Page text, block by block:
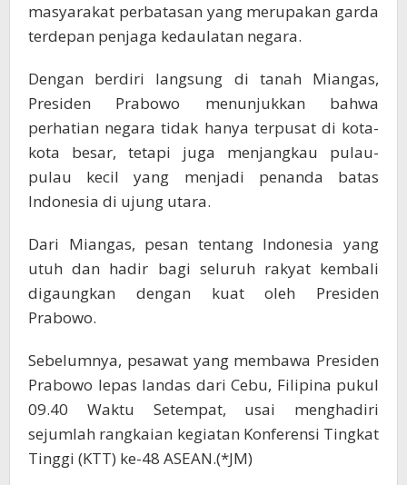
masyarakat perbatasan yang merupakan garda
terdepan penjaga kedaulatan negara.
Dengan berdiri langsung di tanah Miangas,
Presiden Prabowo menunjukkan bahwa
perhatian negara tidak hanya terpusat di kota-
kota besar, tetapi juga menjangkau pulau-
pulau kecil yang menjadi penanda batas
Indonesia di ujung utara.
Dari Miangas, pesan tentang Indonesia yang
utuh dan hadir bagi seluruh rakyat kembali
digaungkan dengan kuat oleh Presiden
Prabowo.
Sebelumnya, pesawat yang membawa Presiden
Prabowo lepas landas dari Cebu, Filipina pukul
09.40 Waktu Setempat, usai menghadiri
sejumlah rangkaian kegiatan Konferensi Tingkat
Tinggi (KTT) ke-48 ASEAN.(*JM)